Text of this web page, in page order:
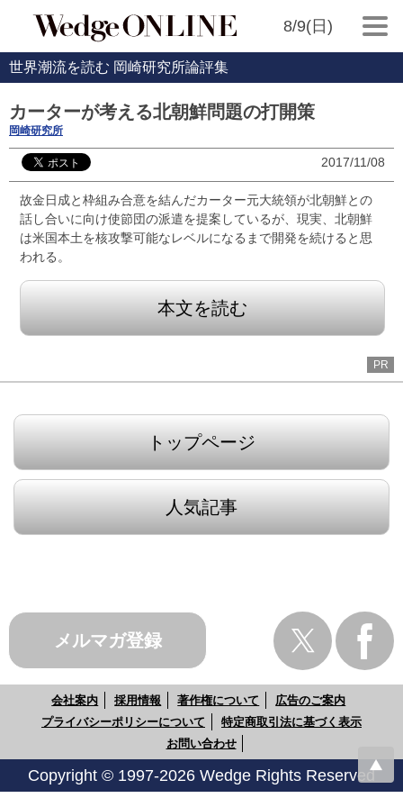
8/9(日)
世界潮流を読む 岡崎研究所論評集
カーターが考える北朝鮮問題の打開策
岡崎研究所
2017/11/08
故金日成と枠組み合意を結んだカーター元大統領が北朝鮮との
話し合いに向け使節団の派遣を提案しているが、現実、北朝鮮
は米国本土を核攻撃可能なレベルになるまで開発を続けると思
われる。
本文を読む
PR
トップページ
人気記事
メルマガ登録
会社案内 採用情報 著作権について
広告のご案内
プライバシーポリシーについて
特定商取引法に基づく表示
お問い合わせ
Copyright © 1997-2026 Wedge Rights Reserved